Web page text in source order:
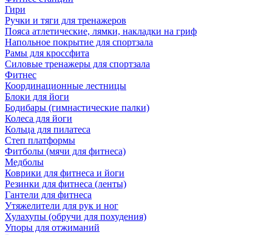
Гири
Ручки и тяги для тренажеров
Пояса атлетические, лямки, накладки на гриф
Напольное покрытие для спортзала
Рамы для кроссфита
Силовые тренажеры для спортзала
Фитнес
Координационные лестницы
Блоки для йоги
Бодибары (гимнастические палки)
Колеса для йоги
Кольца для пилатеса
Степ платформы
Фитболы (мячи для фитнеса)
Медболы
Коврики для фитнеса и йоги
Резинки для фитнеса (ленты)
Гантели для фитнеса
Утяжелители для рук и ног
Хулахупы (обручи для похудения)
Упоры для отжиманий